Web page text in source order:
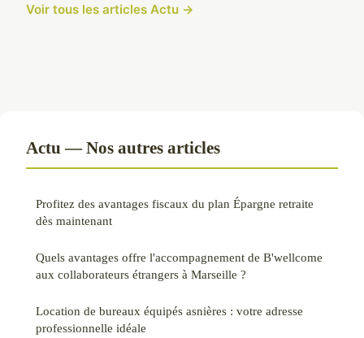
Voir tous les articles Actu →
Actu — Nos autres articles
Profitez des avantages fiscaux du plan Épargne retraite
dès maintenant
Quels avantages offre l'accompagnement de B'wellcome
aux collaborateurs étrangers à Marseille ?
Location de bureaux équipés asnières : votre adresse
professionnelle idéale